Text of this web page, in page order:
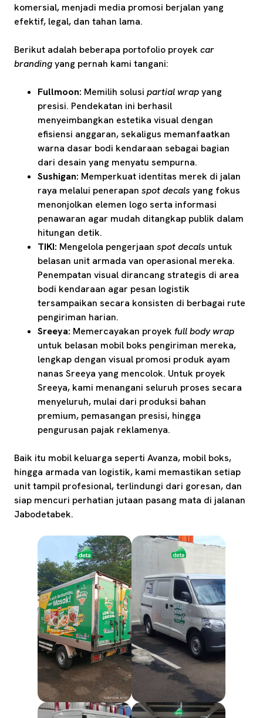
komersial, menjadi media promosi berjalan yang
efektif, legal, dan tahan lama.
Berikut adalah beberapa portofolio proyek car
brandingyang pernah kami tangani:
Fullmoon: Memilih solusi partial wrapyang
presisi. Pendekatan ini berhasil
menyeimbangkan estetika visual dengan
efisiensi anggaran, sekaligus memanfaatkan
warna dasar bodi kendaraan sebagai bagian
dari desain yang menyatu sempurna.
Sushigan: Memperkuat identitas merek di jalan
raya melalui penerapan spot decals yang fokus
menonjolkan elemen logo serta informasi
penawaran agar mudah ditangkap publik dalam
hitungan detik.
TIKI: Mengelola pengerjaan spot decals untuk
belasan unit armada van operasional mereka.
Penempatan visual dirancang strategis di area
bodi kendaraan agar pesan logistik
tersampaikan secara konsisten di berbagai rute
pengiriman harian.
Sreeya: Memercayakan proyek full body wrap
untuk belasan mobil boks pengiriman mereka,
lengkap dengan visual promosi produk ayam
nanas Sreeya yang mencolok. Untuk proyek
Sreeya, kami menangani seluruh proses secara
menyeluruh, mulai dari produksi bahan
premium, pemasangan presisi, hingga
pengurusan pajak reklamenya.
Baik itu mobil keluarga seperti Avanza, mobil boks,
hingga armada van logistik, kami memastikan setiap
unit tampil profesional, terlindungi dari goresan, dan
siap mencuri perhatian jutaan pasang mata di jalanan
Jabodetabek.